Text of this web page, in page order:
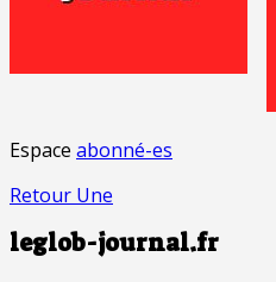
Espace abonné-es
Retour Une
leglob-journal.fr